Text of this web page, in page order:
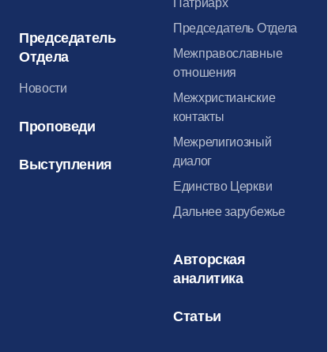
Председатель
Отдела
Новости
Проповеди
Выступления
Патриарх
Председатель Отдела
Межправославные
отношения
Межхристианские
контакты
Межрелигиозный
диалог
Единство Церкви
Дальнее зарубежье
Авторская
аналитика
Статьи